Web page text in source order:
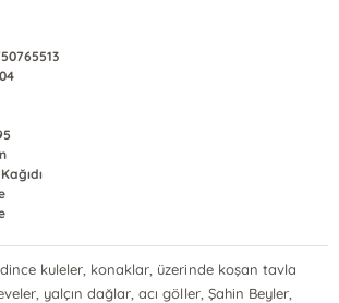
kuleler, konaklar, üzerinde koşan tavla
yalçın dağlar, acı göller, Şahin Beyler,